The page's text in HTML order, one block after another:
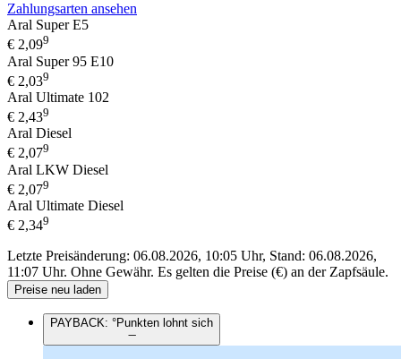
Zahlungsarten ansehen
Aral Super E5
€ 2,099
Aral Super 95 E10
€ 2,039
Aral Ultimate 102
€ 2,439
Aral Diesel
€ 2,079
Aral LKW Diesel
€ 2,079
Aral Ultimate Diesel
€ 2,349
Letzte Preisänderung: 06.08.2026, 10:05 Uhr, Stand: 06.08.2026,
11:07 Uhr. Ohne Gewähr. Es gelten die Preise (€) an der Zapfsäule.
Preise neu laden
PAYBACK: °Punkten lohnt sich